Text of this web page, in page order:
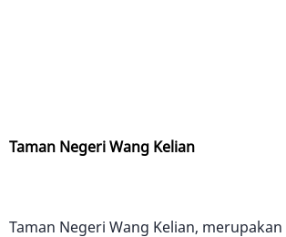
Taman Negeri Wang Kelian
Taman Negeri Wang Kelian,